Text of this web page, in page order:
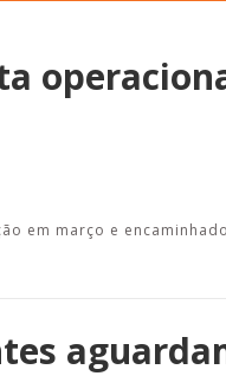
em março e